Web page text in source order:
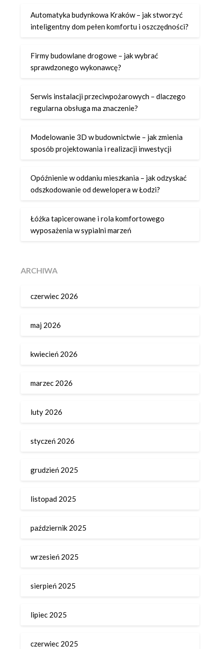
Automatyka budynkowa Kraków – jak stworzyć
inteligentny dom pełen komfortu i oszczędności?
Firmy budowlane drogowe – jak wybrać
sprawdzonego wykonawcę?
Serwis instalacji przeciwpożarowych – dlaczego
regularna obsługa ma znaczenie?
Modelowanie 3D w budownictwie – jak zmienia
sposób projektowania i realizacji inwestycji
Opóźnienie w oddaniu mieszkania – jak odzyskać
odszkodowanie od dewelopera w Łodzi?
Łóżka tapicerowane i rola komfortowego
wyposażenia w sypialni marzeń
ARCHIWA
czerwiec 2026
maj 2026
kwiecień 2026
marzec 2026
luty 2026
styczeń 2026
grudzień 2025
listopad 2025
październik 2025
wrzesień 2025
sierpień 2025
lipiec 2025
czerwiec 2025